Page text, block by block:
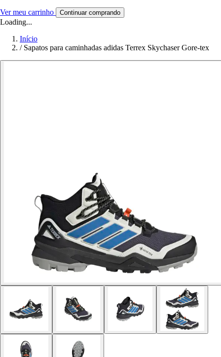
Ver meu carrinho Continuar comprando
Loading...
Início
/ Sapatos para caminhadas adidas Terrex Skychaser Gore-tex